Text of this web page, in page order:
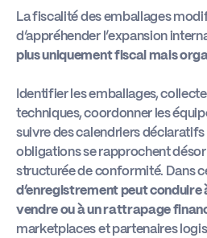
La fiscalité des emballages
d’appréhender l’expansion
plus uniquement fiscal mais
Identifier les emballages,
techniques, coordonner les
suivre des calendriers
obligations se rapprochent
structurée de conformité. Dans
d’enregistrement peut conduire
vendre ou à un rattrapage
marketplaces et partenaires